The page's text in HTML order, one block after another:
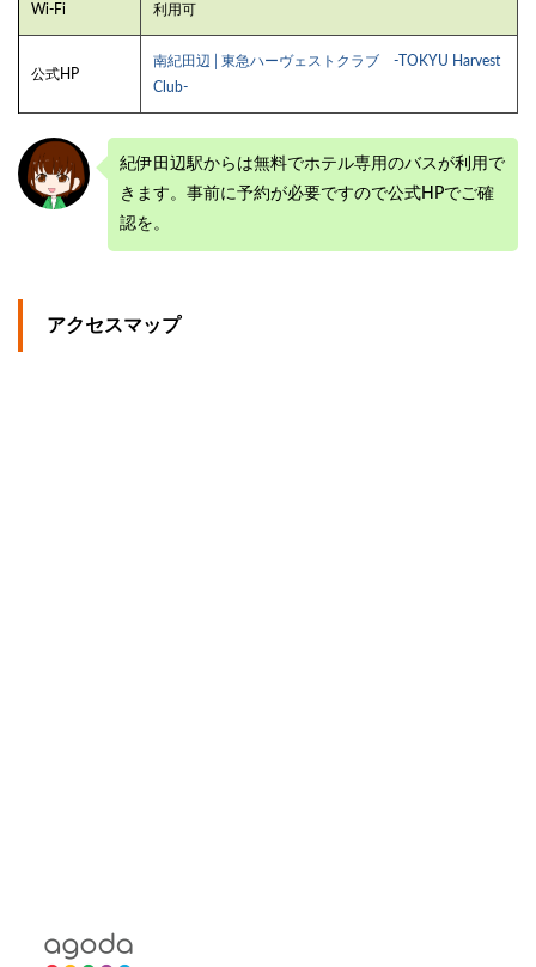
Wi-Fi 利用可
公式HP
南紀田辺│東急ハーヴェストクラブ -TOKYU Harvest
Club-
紀伊田辺駅からは無料でホテル専用のバスが利用で
きます。事前に予約が必要ですので公式HPでご確
認を。
アクセスマップ